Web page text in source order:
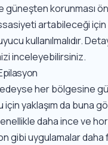
güneşten korunması
artabileceği için
kullanılmalıdır.
inceleyebilirsiniz.
her bölgesine
yaklaşım da buna
daha ince ve
gibi uygulamalar